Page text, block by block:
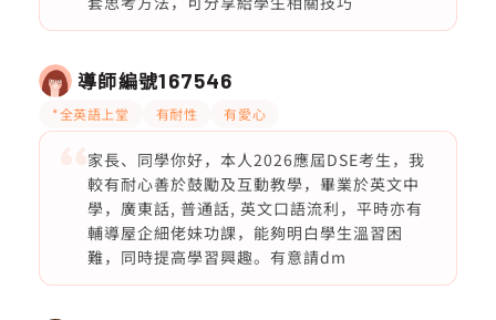
導師編號167546
*全英語上堂 有耐性 有愛心
家長、同學你好，本人2026應屆DSE考生，我
較有耐心善於鼓勵及互動教學，畢業於英文中
學，廣東話, 普通話, 英文口語流利，平時亦有
輔導屋企細佬妹功課，能夠明白學生溫習困
難，同時提高學習興趣。有意請dm